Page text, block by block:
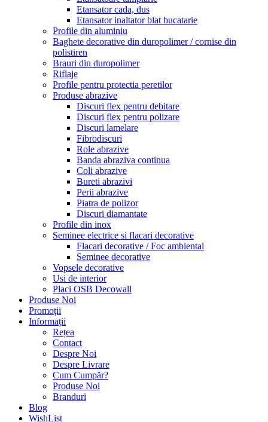
Etansator cada, dus
Etansator inaltator blat bucatarie
Profile din aluminiu
Baghete decorative din duropolimer / cornise din
polistiren
Brauri din duropolimer
Riflaje
Profile pentru protectia peretilor
Produse abrazive
Discuri flex pentru debitare
Discuri flex pentru polizare
Discuri lamelare
Fibrodiscuri
Role abrazive
Banda abraziva continua
Coli abrazive
Bureti abrazivi
Perii abrazive
Piatra de polizor
Discuri diamantate
Profile din inox
Seminee electrice si flacari decorative
Flacari decorative / Foc ambiental
Seminee decorative
Vopsele decorative
Usi de interior
Placi OSB Decowall
Produse Noi
Promoții
Informații
Rețea
Contact
Despre Noi
Despre Livrare
Cum Cumpăr?
Produse Noi
Branduri
Blog
WishList